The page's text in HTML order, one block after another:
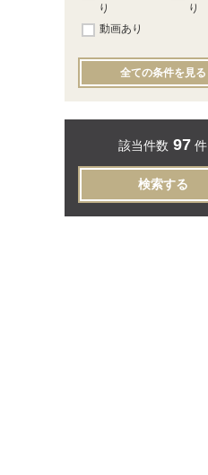
り
り
動画あり
全ての条件を見る
該当件数 97 件
検索する